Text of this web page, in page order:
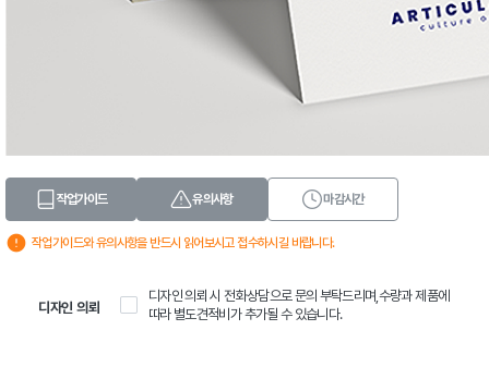
작업가이드 유의사항 마감시간
작업가이드와 유의사항을 반드시 읽어보시고 접수하시길 바랍니다.
디자인 의뢰
디자인 의뢰 시 전화상담으로 문의 부탁드리며,수량과 제품에
따라 별도견적비가 추가될 수 있습니다.